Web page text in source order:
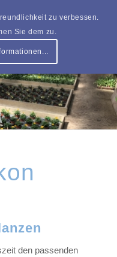
den passenden
zu verbessen.
Sie dem zu.